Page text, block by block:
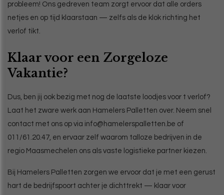
probleem! Ons gedreven team zorgt ervoor dat alle orders
netjes en op tijd klaarstaan — zelfs als de klok richting het
verlof tikt.
Klaar voor een Zorgeloze
Vakantie?
Dus, ben jij ook bezig met nog de laatste loodjes voor t verlof?
Laat het zware werk aan Hamelers Palletten over. Neem snel
contact met ons op via info@hamelerspalletten.be of
011/61.20.47, en ervaar zelf waarom talloze bedrijven in de
regio Maasmechelen ons als vaste logistieke partner kiezen.
Bij Hamelers Palletten zorgen we ervoor dat je met een gerust
hart de bedrijfspoort achter je dichttrekt — klaar voor